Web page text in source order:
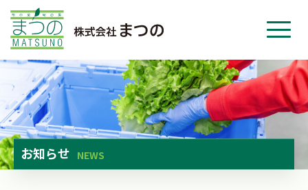
お知らせ NEWS
ホーム
事業紹介
会社紹介
お問い合わせ